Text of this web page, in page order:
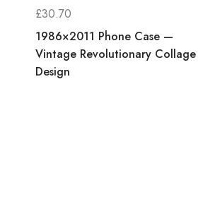
£30.70
1986×2011 Phone Case —
Vintage Revolutionary Collage
Design